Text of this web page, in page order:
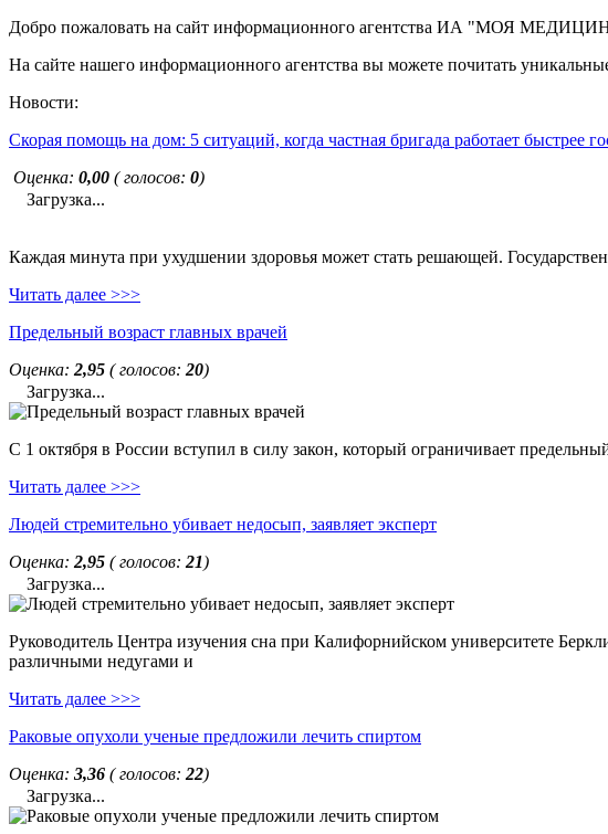
Добро пожаловать на сайт информационного агентства ИА "МОЯ
На сайте нашего информационного агентства вы можете почитать
Новости:
Скорая помощь на дом: 5 ситуаций, когда частная бригада работает быстрее
Оценка: 0,00 ( голосов: 0)
Загрузка...
Каждая минута при ухудшении здоровья может стать решающей.
Читать далее >>>
Предельный возраст главных врачей
Оценка: 2,95 ( голосов: 20)
Загрузка...
С 1 октября в России вступил в силу закон, который ограничивает
Читать далее >>>
Людей стремительно убивает недосып, заявляет эксперт
Оценка: 2,95 ( голосов: 21)
Загрузка...
Руководитель Центра изучения сна при Калифорнийском университете
различными недугами и
Читать далее >>>
Раковые опухоли ученые предложили лечить спиртом
Оценка: 3,36 ( голосов: 22)
Загрузка...